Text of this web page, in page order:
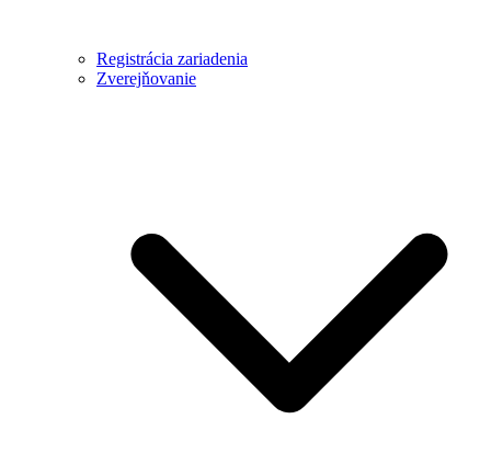
Registrácia zariadenia
Zverejňovanie